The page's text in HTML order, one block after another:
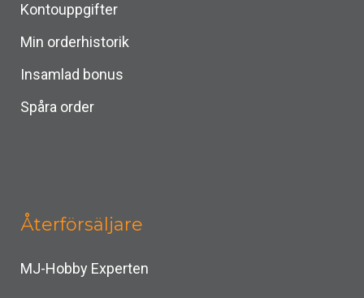
Kontouppgifter
Min orderhistorik
Insamlad bonus
Spåra order
Återförsäljare
MJ-Hobby Experten